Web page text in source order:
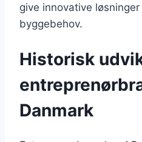
give innovative
byggebehov.
Historisk
Danmark